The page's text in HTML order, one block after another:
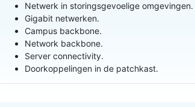
Netwerk in storingsgevoelige omgevingen.
Gigabit netwerken.
Campus backbone.
Network backbone.
Server connectivity.
Doorkoppelingen in de patchkast.